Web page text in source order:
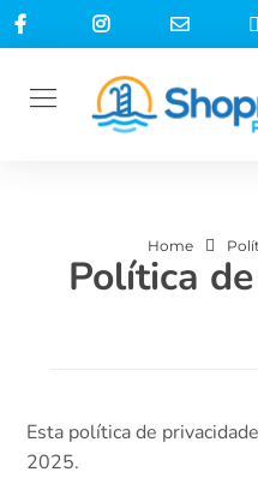
Home
Política
Esta política de
2025.